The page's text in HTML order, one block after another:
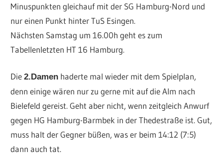
Minuspunkten gleichauf mit der SG Hamburg-Nord und
nur einen Punkt hinter TuS Esingen.
Nächsten Samstag um 16.00h geht es zum
Tabellenletzten HT 16 Hamburg.
Die2.Damen haderte mal wieder mit dem Spielplan,
denn einige wären nur zu gerne mit auf die Alm nach
Bielefeld gereist. Geht aber nicht, wenn zeitgleich Anwurf
gegen HG Hamburg-Barmbek in der Thedestraße ist. Gut,
muss halt der Gegner büßen, was er beim 14:12 (7:5)
dann auch tat.